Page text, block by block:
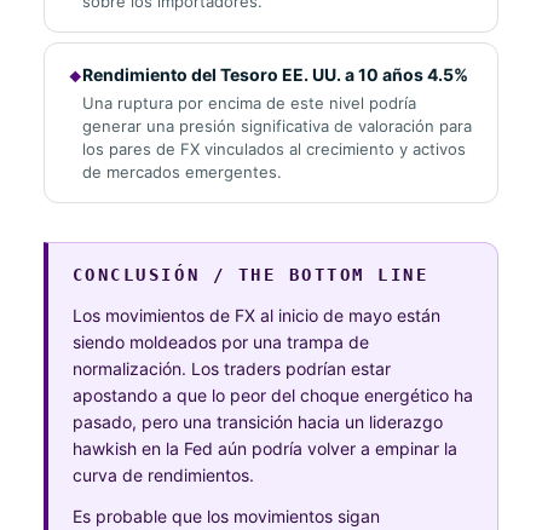
◆Rendimiento del Tesoro EE. UU. a 10 años 4.5%
Una ruptura por encima de este nivel podría
generar una presión significativa de valoración para
los pares de FX vinculados al crecimiento y activos
de mercados emergentes.
CONCLUSIÓN / THE BOTTOM LINE
Los movimientos de FX al inicio de mayo están
siendo moldeados por una trampa de
normalización. Los traders podrían estar
apostando a que lo peor del choque energético ha
pasado, pero una transición hacia un liderazgo
hawkish en la Fed aún podría volver a empinar la
curva de rendimientos.
Es probable que los movimientos sigan